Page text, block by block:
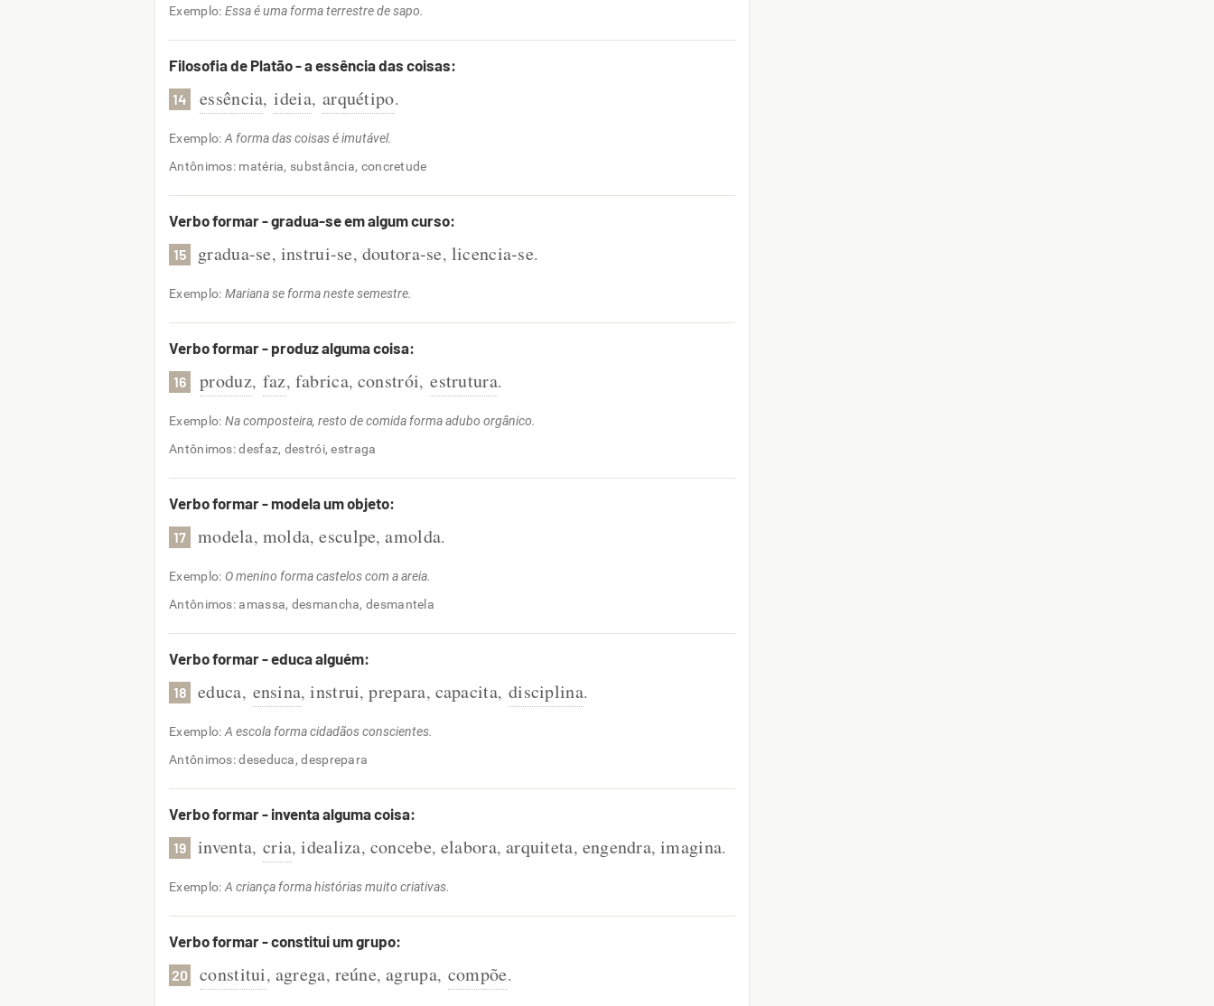
Exemplo: Essa é uma forma terrestre de sapo.
Filosofia de Platão - a essência das coisas:
14 essência, ideia, arquétipo.
Exemplo: A forma das coisas é imutável.
Antônimos: matéria, substância, concretude
Verbo formar - gradua-se em algum curso:
15 gradua-se, instrui-se, doutora-se, licencia-se.
Exemplo: Mariana se forma neste semestre.
Verbo formar - produz alguma coisa:
16 produz, faz, fabrica, constrói, estrutura.
Exemplo: Na composteira, resto de comida forma adubo orgânico.
Antônimos: desfaz, destrói, estraga
Verbo formar - modela um objeto:
17 modela, molda,esculpe,amolda.
Exemplo: O menino forma castelos com a areia.
Antônimos: amassa, desmancha, desmantela
Verbo formar - educa alguém:
18 educa, ensina,instrui,prepara, capacita, disciplina.
Exemplo: A escola forma cidadãos conscientes.
Antônimos: deseduca, desprepara
Verbo formar - inventa alguma coisa:
19 inventa, cria,idealiza, concebe, elabora, arquiteta, engendra,imagina.
Exemplo: A criança forma histórias muito criativas.
Verbo formar - constitui um grupo:
20 constitui, agrega, reúne,agrupa, compõe.